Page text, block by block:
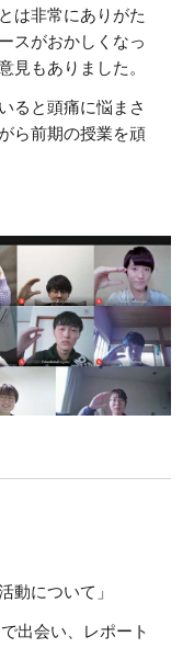
は非常にありがた
スがおかしくなっ
見もありました。
ると頭痛に悩まさ
ら前期の授業を頑
動について」
出会い、レポート